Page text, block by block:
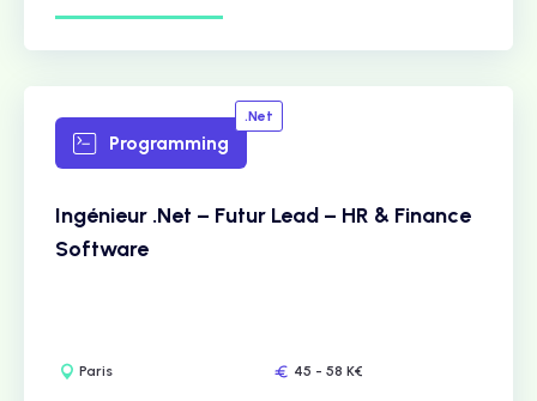
Programming
.Net
Ingénieur .Net – Futur Lead – HR & Finance
Software
Paris 45 - 58 K€